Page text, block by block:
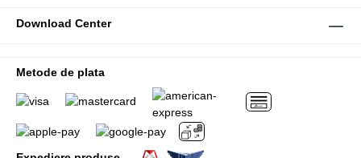
Download Center
Metode de plata